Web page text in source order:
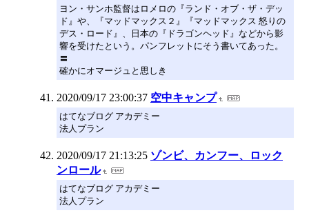
ヨン・サンホ監督はロメロの『ランド・オブ・ザ・デッ
ド』や、『マッドマックス２』『マッドマックス 怒りの
デス・ロード』、日本の『ドラゴンヘッド』などから影
響を受けたという。パンフレットにそう書いてあった。
〓
確かにオマージュと思しき
2020/09/17 23:00:37 空中キャンプ
はてなブログ アカデミー
法人プラン
2020/09/17 21:13:25 ゾンビ、カンフー、ロック
ンロール
はてなブログ アカデミー
法人プラン